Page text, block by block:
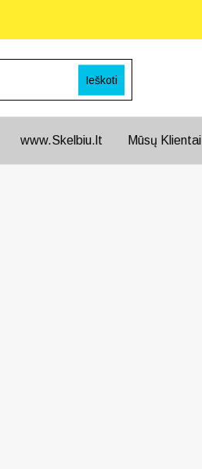
Ieškoti
www.Skelbiu.lt Mūsų Klientai